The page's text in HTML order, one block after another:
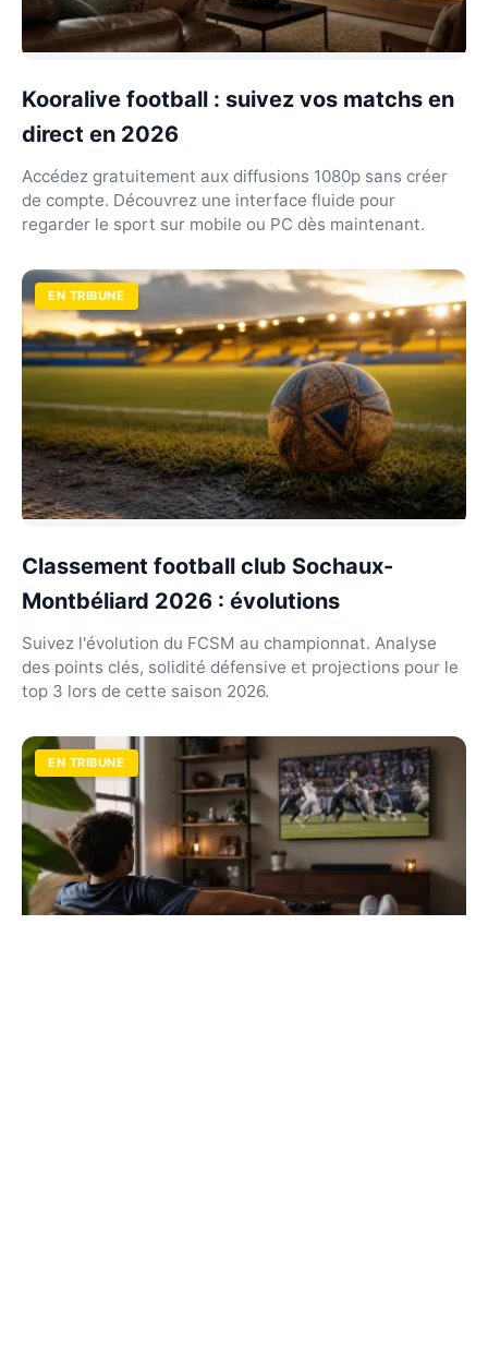
Kooralive football : suivez vos matchs en
direct en 2026
Accédez gratuitement aux diffusions 1080p sans créer
de compte. Découvrez une interface fluide pour
regarder le sport sur mobile ou PC dès maintenant.
EN TRIBUNE
Classement football club Sochaux-
Montbéliard 2026 : évolutions
Suivez l'évolution du FCSM au championnat. Analyse
des points clés, solidité défensive et projections pour le
top 3 lors de cette saison 2026.
EN TRIBUNE